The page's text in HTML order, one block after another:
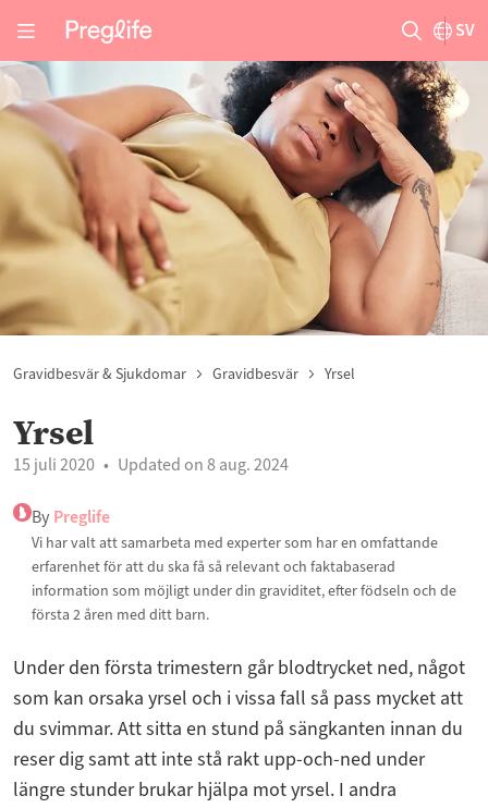
SV
Gravidbesvär & Sjukdomar Gravidbesvär Yrsel
Yrsel
15 juli 2020 Updated on 8 aug. 2024
By Preglife
Vi har valt att samarbeta med experter som har en omfattande
erfarenhet för att du ska få så relevant och faktabaserad
information som möjligt under din graviditet, efter födseln och de
första 2 åren med ditt barn.
Under den första trimestern går blodtrycket ned, något
som kan orsaka yrsel och i vissa fall så pass mycket att
du svimmar. Att sitta en stund på sängkanten innan du
reser dig samt att inte stå rakt upp-och-ned under
längre stunder brukar hjälpa mot yrsel. I andra